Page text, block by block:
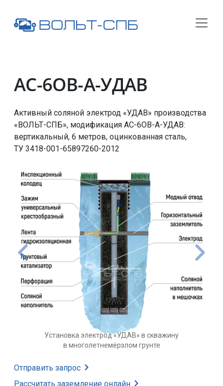
АС-6ОВ-А-УДАВ
Активный соляной электрод «УДАВ» производства
«ВОЛЬТ-СПБ», модификация АС-6ОВ-А-УДАВ:
вертикальный, 6 метров, оцинкованная сталь,
ТУ 3418-001-65897260-2012
в скважину
Установка электрода
скважину в грунте
Отправить запрос
Рассчитать заземление онлайн